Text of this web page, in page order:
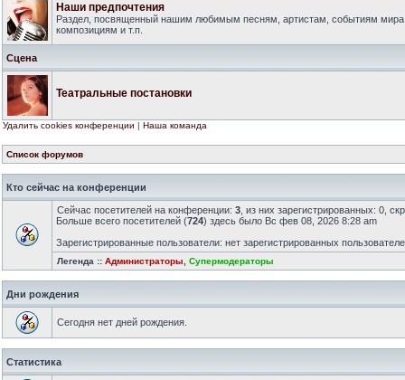
Наши предпочтения
Раздел, посвященный нашим любимым песням, артистам, событиям
композициям и т.п.
Сцена
Театральные постановки
Удалить cookies конференции | Наша команда
Список форумов
Кто сейчас на конференции
Сейчас посетителей на конференции: 3 , из них зарегистрированных: 0,
Больше всего посетителей (724) здесь было Вс фев 08, 2026 8:28 am
Зарегистрированные пользователи: нет зарегистрированных
Легенда :: Администраторы Супермодераторы
Дни рождения
Сегодня нет дней рождения.
Статистика